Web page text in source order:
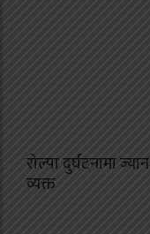
रोल्पा दुर्घटनामा
व्यक्त